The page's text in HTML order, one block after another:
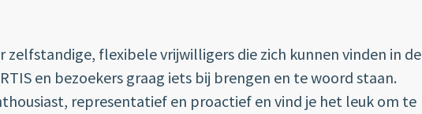
zelfstandige, flexibele vrijwilligers die zich kunnen vinden in de
en bezoekers graag iets bij brengen en te woord staan.
representatief en proactief en vind je het leuk om te